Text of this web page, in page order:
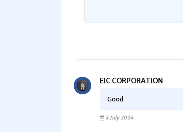
EIC CORPORATION
Good
4 July 2024